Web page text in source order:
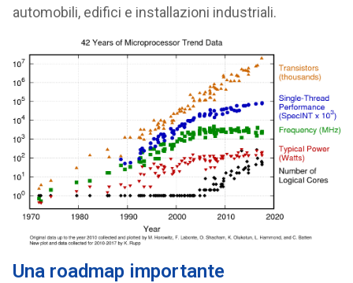
automobili, edifici e installazioni industriali.
Una roadmap importante